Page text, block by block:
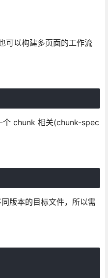
可以构建多页面的工作流
个 chunk 相关(chunk-spec
版本的目标文件，所以需